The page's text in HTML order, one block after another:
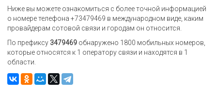
Ниже вы можете ознакомиться с более точной информацией
о номере телефона +73479469 в международном виде, каким
провайдерам сотовой связи и городам он относится.
По префиксу 3479469 обнаружено 1800 мобильных номеров,
которые относятся к 1 оператору связи и находятся в 1
области.